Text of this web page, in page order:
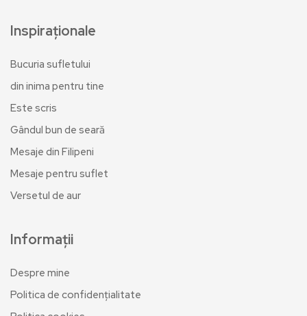
Inspiraționale
Bucuria sufletului
din inima pentru tine
Este scris
Gândul bun de seară
Mesaje din Filipeni
Mesaje pentru suflet
Versetul de aur
Informații
Despre mine
Politica de confidențialitate